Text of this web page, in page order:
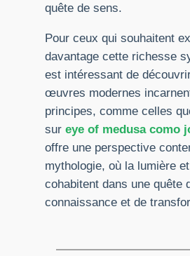
quête de sens.
Pour ceux qui souhaitent
davantage cette richesse
est intéressant de
œuvres modernes
principes, comme celles
sur eye of medusa como
offre une perspective
mythologie, où la lumière
cohabitent dans une quête
connaissance et de